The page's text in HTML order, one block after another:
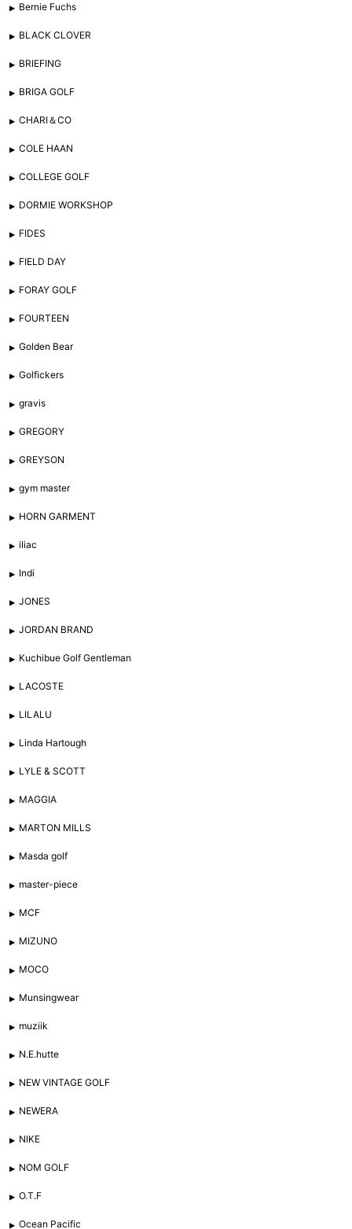
Bernie Fuchs
BLACK CLOVER
BRIEFING
BRIGA GOLF
CHARI＆CO
COLE HAAN
COLLEGE GOLF
DORMIE WORKSHOP
FIDES
FIELD DAY
FORAY GOLF
FOURTEEN
Golden Bear
Golfickers
gravis
GREGORY
GREYSON
gym master
HORN GARMENT
iliac
Indi
JONES
JORDAN BRAND
Kuchibue Golf Gentleman
LACOSTE
LILALU
Linda Hartough
LYLE & SCOTT
MAGGIA
MARTON MILLS
Masda golf
master-piece
MCF
MIZUNO
MOCO
Munsingwear
muziik
N.E.hutte
NEW VINTAGE GOLF
NEWERA
NIKE
NOM GOLF
O.T.F
Ocean Pacific